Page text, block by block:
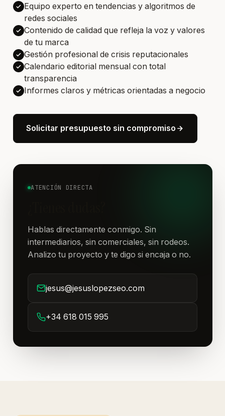
Equipo experto en tendencias y algoritmos de
redes sociales
Contenido de calidad que refleja la voz y valores
de tu marca
Gestión profesional de crisis reputacionales
Calendario editorial mensual con total
transparencia
Informes claros y métricas orientadas a negocio
Solicitar presupuesto sin compromiso
ATENCIÓN DIRECTA
Hablas directamente conmigo. Sin
intermediarios, sin comerciales, sin rodeos.
Analizo tu proyecto y te digo si encaja o no.
jesus@jesuslopezseo.com
+34 618 015 995